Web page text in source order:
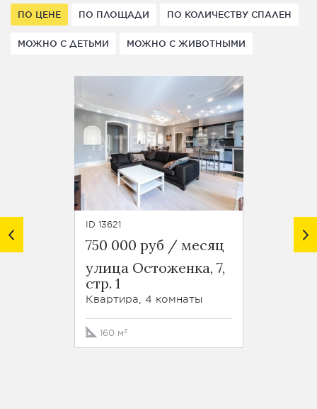
ПО ЦЕНЕ ПО ПЛОЩАДИ ПО КОЛИЧЕСТВУ СПАЛЕН
МОЖНО С ДЕТЬМИ МОЖНО С ЖИВОТНЫМИ
ID 13621
750 000 руб / месяц
улица Остоженка, 7,
стр. 1
Квартира, 4 комнаты
160 м²
649